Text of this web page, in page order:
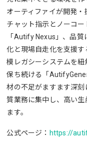
オーティファイが開発
チャット指示とノーコ
「Autify Nexus」、品
化と現場自走化を支援
模レガシーシステムを
保ち続ける「
材の不足がますます深
質業務に集中し、高い
ます。
公式ページ： https://